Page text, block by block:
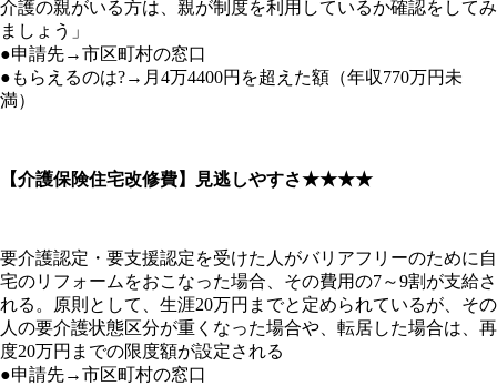
介護の親がいる方は、親が制度を利用しているか確認をしてみ
ましょう」
●申請先→市区町村の窓口
●もらえるのは?→月4万4400円を超えた額（年収770万円未
満）
【介護保険住宅改修費】見逃しやすさ★★★★
要介護認定・要支援認定を受けた人がバリアフリーのために自
宅のリフォームをおこなった場合、その費用の7～9割が支給さ
れる。原則として、生涯20万円までと定められているが、その
人の要介護状態区分が重くなった場合や、転居した場合は、再
度20万円までの限度額が設定される
●申請先→市区町村の窓口